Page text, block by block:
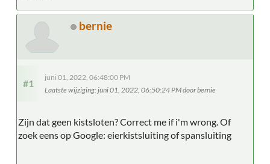
bernie
#1
juni 01, 2022, 06:48:00 PM
Laatste wijziging: juni 01, 2022, 06:50:24 PM door bernie
Zijn dat geen kistsloten? Correct me if i'm wrong. Of
zoek eens op Google: eierkistsluiting of spansluiting